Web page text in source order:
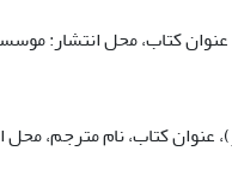
عنوان کتاب، محل انتشار:
عنوان کتاب، نام مترجم،